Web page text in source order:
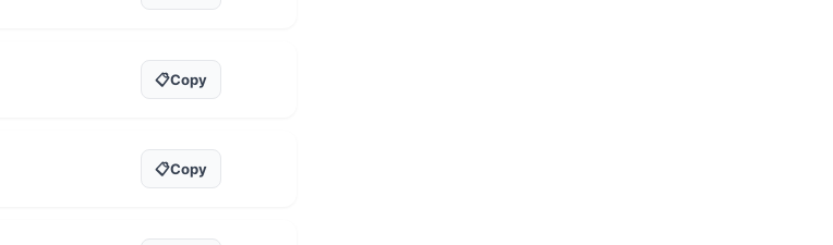
📋Copy
📋Copy